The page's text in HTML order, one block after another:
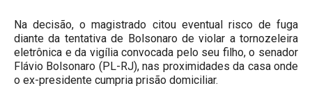
Na decisão, o magistrado citou eventual risco de fuga
diante da tentativa de Bolsonaro de violar a tornozeleira
eletrônica e da vigília convocada pelo seu filho, o senador
Flávio Bolsonaro (PL-RJ), nas proximidades da casa onde
o ex-presidente cumpria prisão domiciliar.